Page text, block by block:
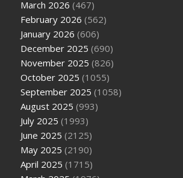
March 2026 (467)
February 2026 (562)
January 2026 (606)
December 2025 (690)
November 2025 (826)
October 2025 (1055)
September 2025 (1058)
August 2025 (993)
July 2025 (1993)
June 2025 (2125)
May 2025 (2190)
April 2025 (1715)